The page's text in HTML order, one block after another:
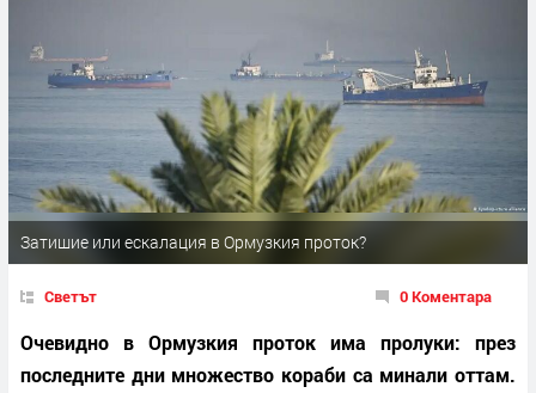
​​​​​​​Затишие или ескалация в Ормузкия проток?
Светът 0 Коментара
Очевидно в Ормузкия проток има пролуки: през
последните дни множество кораби са минали оттам.